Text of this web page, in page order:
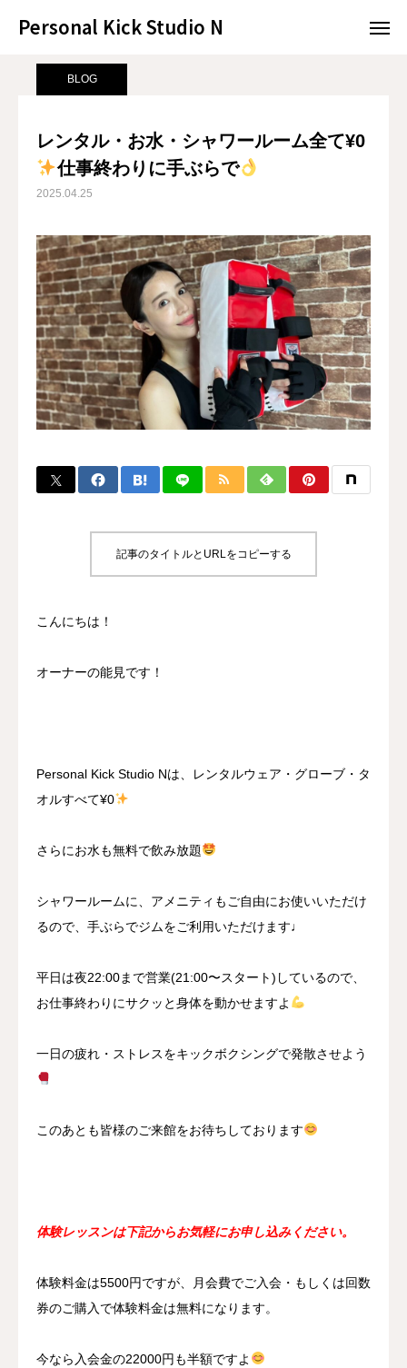
Personal Kick Studio N
サンプルページ BLOG レンタル・お水・シャワールーム全て¥0
BLOG
レンタル・お水・シャワールーム全て¥0
仕事終わりに手ぶらで
2025.04.25
記事のタイトルとURLをコピーする
こんにちは！
オーナーの能見です！
Personal Kick Studio Nは、レンタルウェア・グローブ・タ
オルすべて¥0
さらにお水も無料で飲み放題
シャワールームに、アメニティもご自由にお使いいただけ
るので、手ぶらでジムをご利用いただけます♩
平日は夜22:00まで営業(21:00〜スタート)しているので、
お仕事終わりにサクッと身体を動かせますよ
一日の疲れ・ストレスをキックボクシングで発散させよう
このあとも皆様のご来館をお待ちしております
体験レッスンは下記からお気軽にお申し込みください。
体験料金は5500円ですが、月会費でご入会・もしくは回数
券のご購入で体験料金は無料になります。
今なら入会金の22000円も半額ですよ
Personal Kick Studio N
BLOG
RESERVATION
CONCEPT
MENU
ACCESS
CONTACT
MENBERSHIP